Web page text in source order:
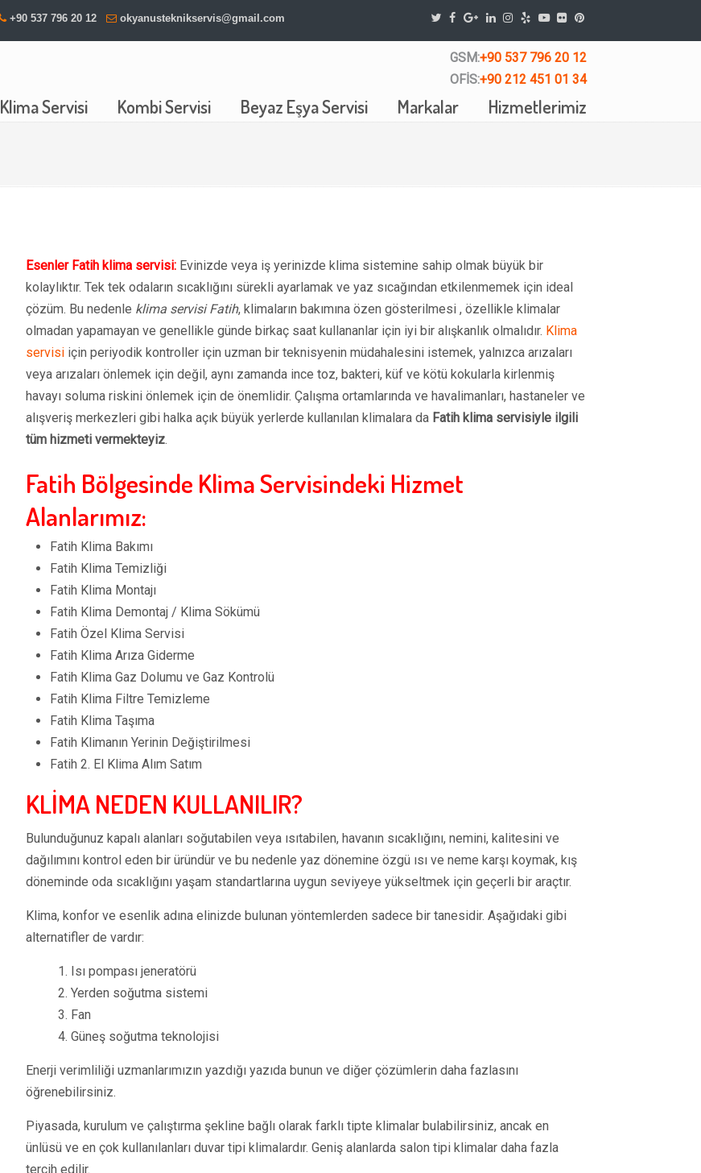
+90 537 796 20 12 okyanusteknikservis@gmail.com
GSM:+90 537 796 20 12
OFİS:+90 212 451 01 34
Klima Servisi Kombi Servisi Beyaz Eşya Servisi Markalar Hizmetlerimiz
Esenler Fatih klima servisi: Evinizde veya iş yerinizde klima sistemine sahip olmak büyük bir
kolaylıktır. Tek tek odaların sıcaklığını sürekli ayarlamak ve yaz sıcağından etkilenmemek için ideal
çözüm. Bu nedenle klima servisi Fatih, klimaların bakımına özen gösterilmesi , özellikle klimalar
olmadan yapamayan ve genellikle günde birkaç saat kullananlar için iyi bir alışkanlık olmalıdır. Klima
servisi için periyodik kontroller için uzman bir teknisyenin müdahalesini istemek, yalnızca arızaları
veya arızaları önlemek için değil, aynı zamanda ince toz, bakteri, küf ve kötü kokularla kirlenmiş
havayı soluma riskini önlemek için de önemlidir. Çalışma ortamlarında ve havalimanları, hastaneler ve
alışveriş merkezleri gibi halka açık büyük yerlerde kullanılan klimalara da Fatih klima servisiyle ilgili
tüm hizmeti vermekteyiz.
Fatih Bölgesinde Klima Servisindeki Hizmet
Alanlarımız:
Fatih Klima Bakımı
Fatih Klima Temizliği
Fatih Klima Montajı
Fatih Klima Demontaj / Klima Sökümü
Fatih Özel Klima Servisi
Fatih Klima Arıza Giderme
Fatih Klima Gaz Dolumu ve Gaz Kontrolü
Fatih Klima Filtre Temizleme
Fatih Klima Taşıma
Fatih Klimanın Yerinin Değiştirilmesi
Fatih 2. El Klima Alım Satım
KLİMA NEDEN KULLANILIR?
Bulunduğunuz kapalı alanları soğutabilen veya ısıtabilen, havanın sıcaklığını, nemini, kalitesini ve
dağılımını kontrol eden bir üründür ve bu nedenle yaz dönemine özgü ısı ve neme karşı koymak, kış
döneminde oda sıcaklığını yaşam standartlarına uygun seviyeye yükseltmek için geçerli bir araçtır.
Klima, konfor ve esenlik adına elinizde bulunan yöntemlerden sadece bir tanesidir. Aşağıdaki gibi
alternatifler de vardır:
1. Isı pompası jeneratörü
2. Yerden soğutma sistemi
3. Fan
4. Güneş soğutma teknolojisi
Enerji verimliliği uzmanlarımızın yazdığı yazıda bunun ve diğer çözümlerin daha fazlasını
öğrenebilirsiniz.
Piyasada, kurulum ve çalıştırma şekline bağlı olarak farklı tipte klimalar bulabilirsiniz, ancak en
ünlüsü ve en çok kullanılanları duvar tipi klimalardır. Geniş alanlarda salon tipi klimalar daha fazla
tercih edilir.